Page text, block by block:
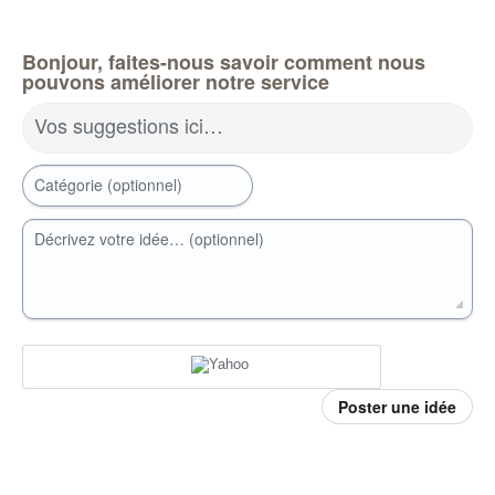
Bonjour, faites-nous savoir comment nous
pouvons améliorer notre service
Vos suggestions ici…
Catégorie (optionnel)
Décrivez votre idée… (optionnel)
Poster une idée